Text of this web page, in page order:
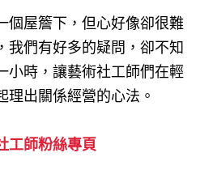
個屋簷下，但心好像卻很難
我們有好多的疑問，卻不知
小時，讓藝術社工師們在輕
理出關係經營的心法。
工師粉絲專頁